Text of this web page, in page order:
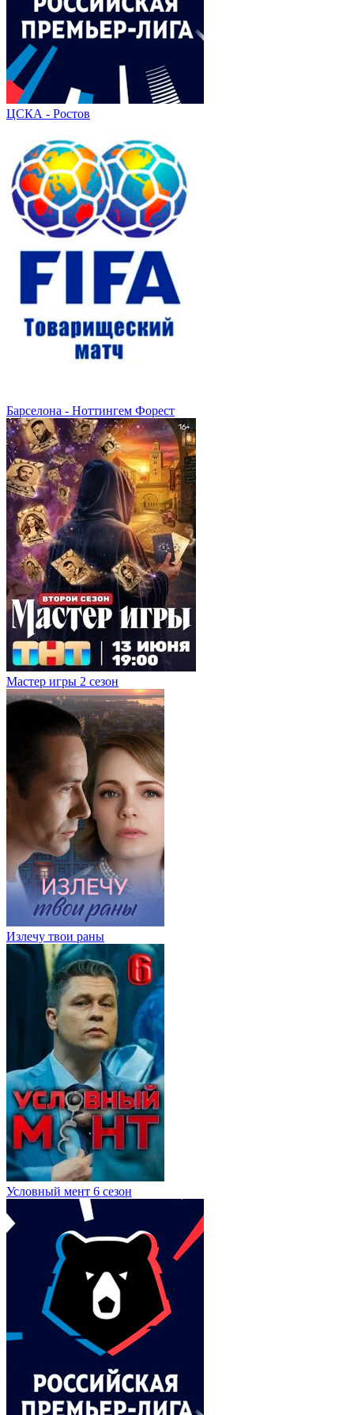
ЦСКА - Ростов
Барселона - Ноттингем Форест
Мастер игры 2 сезон
Излечу твои раны
Условный мент 6 сезон